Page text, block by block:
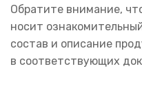
Обратите внимание,
носит
состав и описание
в соответствующих